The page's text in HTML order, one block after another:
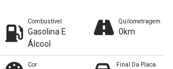
Combustível
Gasolina E
Álcool
Quilometragem
0km
Cor Final Da Placa